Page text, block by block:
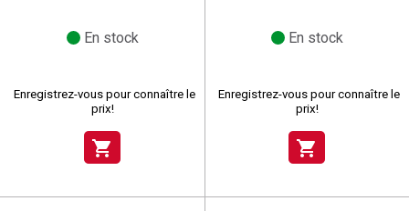
En stock
Enregistrez-vous pour connaître le
prix!
shopping_cart
En stock
Enregistrez-vous pour connaître le
prix!
shopping_cart